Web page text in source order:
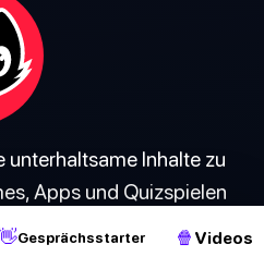
👋Gesprächsstarter 🍿 Videos
unterhaltsame Inhalte zu
Apps und Quizspielen
Gönn' dir!